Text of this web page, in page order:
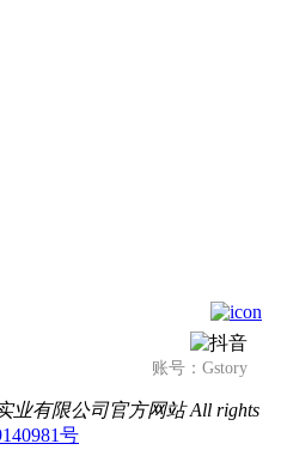
账号：Gstory
业有限公司官方网站 All rights
号